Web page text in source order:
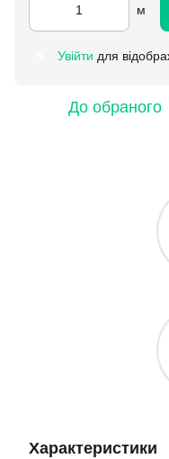
м
Увійти для
До обраного
Характеристики